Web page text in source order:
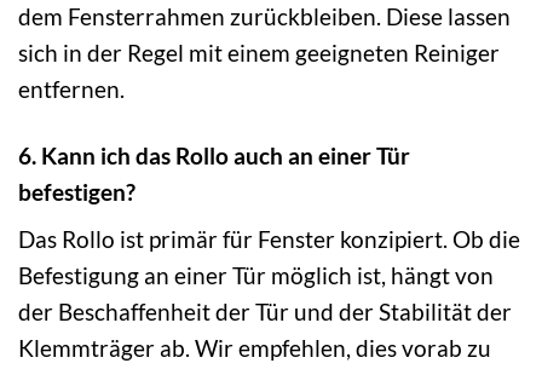
dem Fensterrahmen zurückbleiben. Diese lassen
sich in der Regel mit einem geeigneten Reiniger
entfernen.
6. Kann ich das Rollo auch an einer Tür
befestigen?
Das Rollo ist primär für Fenster konzipiert. Ob die
Befestigung an einer Tür möglich ist, hängt von
der Beschaffenheit der Tür und der Stabilität der
Klemmträger ab. Wir empfehlen, dies vorab zu